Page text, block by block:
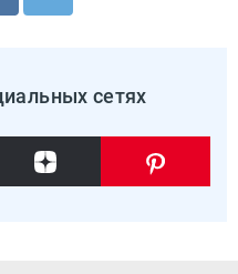
сетях